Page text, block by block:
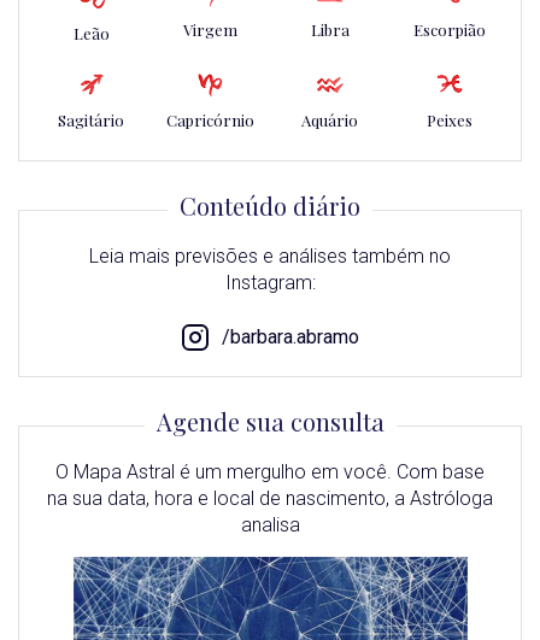
Leão Virgem Libra Escorpião
Sagitário Capricórnio Aquário Peixes
Conteúdo diário
Leia mais previsões e análises também no
Instagram:
/barbara.abramo
Agende sua consulta
O Mapa Astral é um mergulho em você. Com base
na sua data, hora e local de nascimento, a Astróloga
analisa